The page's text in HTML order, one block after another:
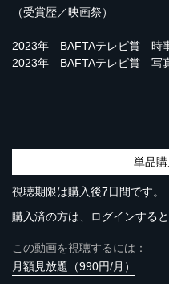
（受賞歴／映画祭）
2023年 BAFTAテレビ賞 時
2023年 BAFTAテレビ賞 写
単品
視聴期限は購入後7日間です。
購入済の方は、ログインする
この動画を視聴するには：
月額見放題（990円/月）